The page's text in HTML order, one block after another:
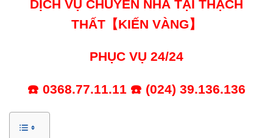
DỊCH VỤ CHUYỂN NHÀ TẠI THẠCH
THẤT【KIẾN VÀNG】
PHỤC VỤ 24/24
☎️ 0368.77.11.11 ☎️ (024) 39.136.136